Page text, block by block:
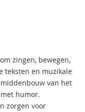
zingen, bewegen,
teksten en muzikale
van het
humor.
zorgen voor